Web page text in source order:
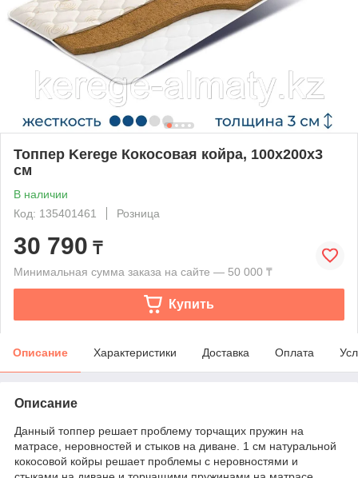
Топпер Kerege Кокосовая койра, 100x200x3
см
В наличии
Код: 135401461
Розница
30 790 ₸
Минимальная сумма заказа на сайте — 50 000 ₸
Купить
Описание Характеристики Доставка Оплата
Описание
Данный топпер решает проблему торчащих пружин на
матрасе, неровностей и стыков на диване. 1 см натуральной
кокосовой койры решает проблемы с неровностями и